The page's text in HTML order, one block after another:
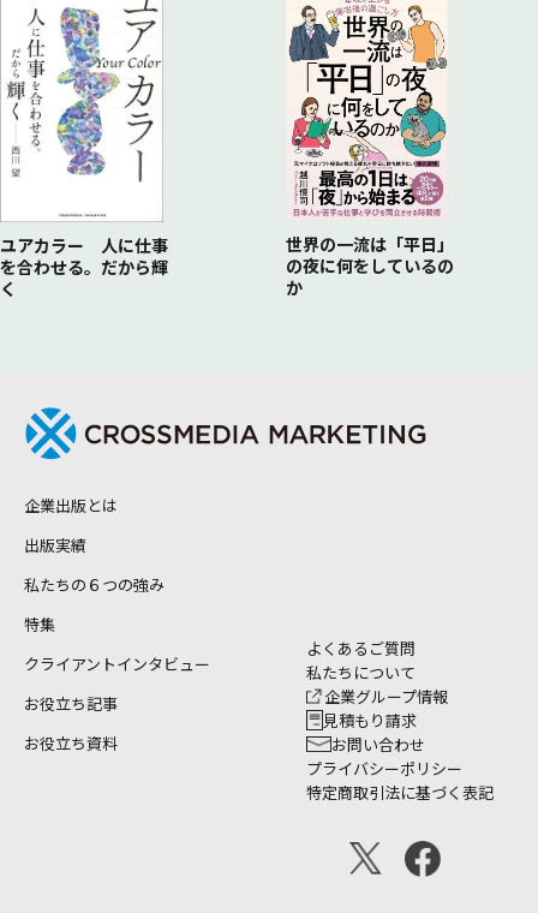
ユアカラー 人に仕事
を合わせる。だから輝
く
世界の一流は「平日」
の夜に何をしているの
か
企業出版とは
出版実績
私たちの６つの強み
特集
クライアントインタビュー
お役立ち記事
お役立ち資料
よくあるご質問
私たちについて
企業グループ情報
見積もり請求
お問い合わせ
プライバシーポリシー
特定商取引法に基づく表記